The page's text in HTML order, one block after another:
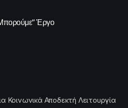
Έργο
Κοινωνικά Αποδεκτή Λειτουργία